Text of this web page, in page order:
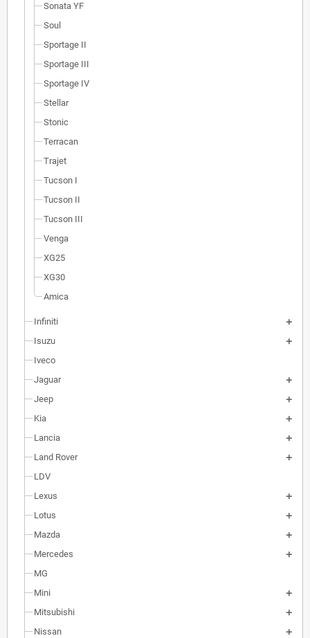
Sonata YF
Soul
Sportage II
Sportage III
Sportage IV
Stellar
Stonic
Terracan
Trajet
Tucson I
Tucson II
Tucson III
Venga
XG25
XG30
Amica
Infiniti
Isuzu
Iveco
Jaguar
Jeep
Kia
Lancia
Land Rover
LDV
Lexus
Lotus
Mazda
Mercedes
MG
Mini
Mitsubishi
Nissan